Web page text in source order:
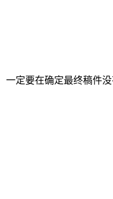
定要在确定最终稿件没